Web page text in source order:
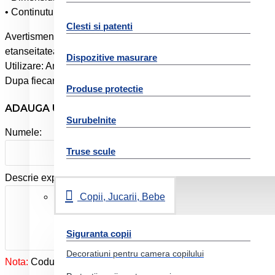
Clesti si patenti
Dispozitive masurare
Produse protectie
Surubelnite
Truse scule
Copii, Jucarii, Bebe
Siguranta copii
Decoratiuni pentru camera copilului
• Continutul pachetului 1 bucata
Avertisment Utilizati produsul numai pentru scopul propus. A
etanseitatea in mod regulat, mai ales dupa socuri..
Utilizare: Amestecati bine apa pentru baie. Scufundati
Dupa fiecare folosire clatiti termometrul cu apa calda.
ADAUGA UN REVIEW
Numele:
Descrie experienta ta cu produsul:
Nota: Codul HTML este citit ca şi text!